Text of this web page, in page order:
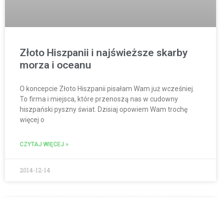
Złoto Hiszpanii i najświeższe skarby
morza i oceanu
O koncepcie Złoto Hiszpanii pisałam Wam już wcześniej.
To firma i miejsca, które przenoszą nas w cudowny
hiszpański pyszny świat. Dzisiaj opowiem Wam trochę
więcej o
CZYTAJ WIĘCEJ »
2014-12-14